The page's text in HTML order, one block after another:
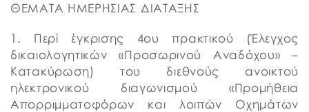
ΘΕΜΑΤΑ ΗΜΕΡΗΣΙΑΣ ΔΙΑΤΑΞΗΣ
1. Περί έγκρισης 4ου πρακτικού (Έλεγχος
δικαιολογητικών «Προσωρινού Αναδόχου» –
Κατακύρωση) του διεθνούς ανοικτού
ηλεκτρονικού διαγωνισμού «Προμήθεια
Απορριμματοφόρων και λοιπών Οχημάτων